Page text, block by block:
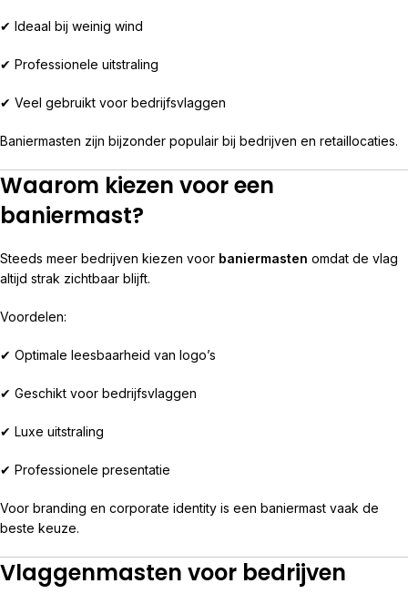
✔ Ideaal bij weinig wind
✔ Professionele uitstraling
✔ Veel gebruikt voor bedrijfsvlaggen
Baniermasten zijn bijzonder populair bij bedrijven en retaillocaties.
Waarom kiezen voor een
baniermast?
Steeds meer bedrijven kiezen voor baniermasten omdat de vlag
altijd strak zichtbaar blijft.
Voordelen:
✔ Optimale leesbaarheid van logo’s
✔ Geschikt voor bedrijfsvlaggen
✔ Luxe uitstraling
✔ Professionele presentatie
Voor branding en corporate identity is een baniermast vaak de
beste keuze.
Vlaggenmasten voor bedrijven